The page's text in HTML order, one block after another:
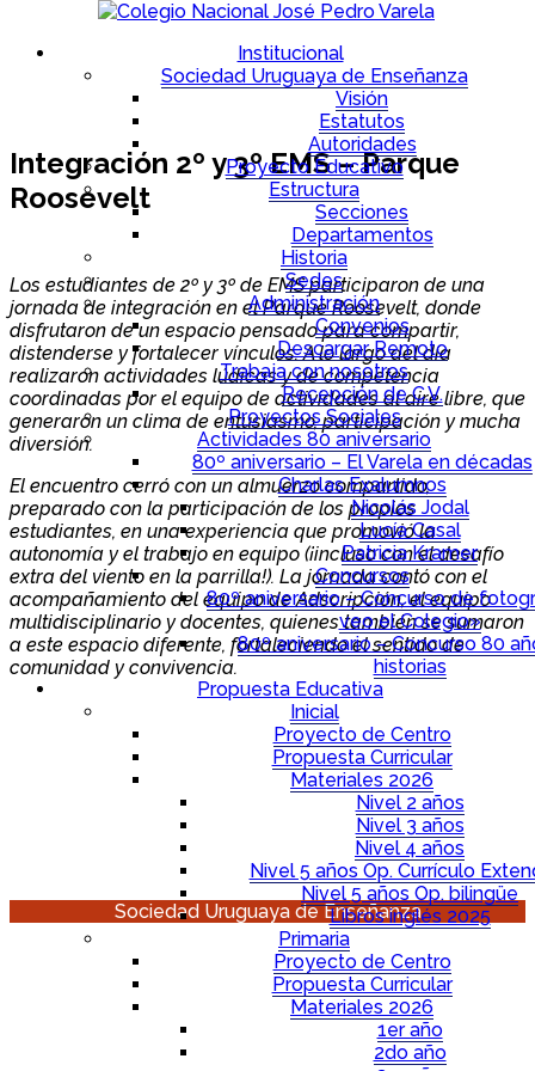
Institucional
Sociedad Uruguaya de Enseñanza
Visión
Estatutos
Autoridades
Proyecto Educativo
Estructura
Secciones
Departamentos
Historia
Sedes
Administración
Convenios
Descargar Remoto
Trabaja con nosotros
Recepción de C.V.
Proyectos Sociales
Actividades 80 aniversario
80º aniversario – El Varela en décadas
Charlas Exalumnos
Nicolás Jodal
Lucía Casal
Patricia Kramer
Concursos
80º aniversario – Concurso de
veo el Colegio»
80º aniversario – Concurso 80
historias
Propuesta Educativa
Inicial
Proyecto de Centro
Propuesta Curricular
Materiales 2026
Nivel 2 años
Nivel 3 años
Nivel 4 años
Nivel 5 años Op. Currículo
Nivel 5 años Op. bilingüe
Libros inglés 2025
Primaria
Proyecto de Centro
Propuesta Curricular
Materiales 2026
1er año
2do año
Integración 2º y 3º EMS – Parque
Roosevelt
Los estudiantes de 2º y 3º de EMS participaron de una
jornada de integración en el Parque Roosevelt, donde
disfrutaron de un espacio pensado para compartir,
distenderse y fortalecer vínculos. A lo largo del día
realizaron actividades lúdicas y de competencia
coordinadas por el equipo de actividades al aire libre, que
generaron un clima de entusiasmo, participación y mucha
diversión.
El encuentro cerró con un almuerzo compartido,
preparado con la participación de los propios
estudiantes, en una experiencia que promovió la
autonomía y el trabajo en equipo (¡incluso con el desafío
extra del viento en la parrilla!). La jornada contó con el
acompañamiento del equipo de Adscripción, el equipo
multidisciplinario y docentes, quienes también se sumaron
a este espacio diferente, fortaleciendo el sentido de
comunidad y convivencia.
Sociedad Uruguaya de Enseñanza